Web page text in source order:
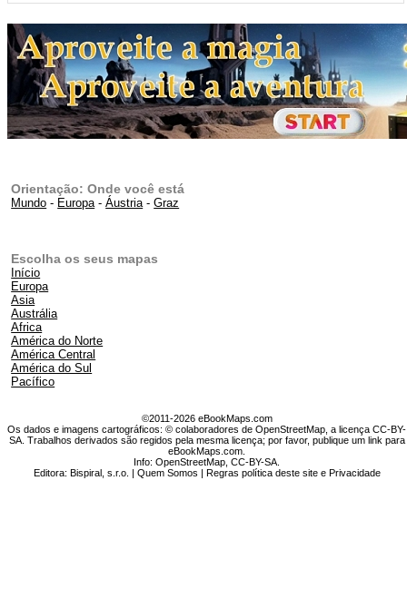
Orientação: Onde você está
Mundo - Europa-Áustria-Graz
Escolha os seus mapas
Início
Europa
Asia
Austrália
Africa
América do Norte
América Central
América do Sul
Pacífico
©2011-2026 eBookMaps.com
Os dados e imagens cartográficos: © colaboradores de OpenStreetMap, a licença CC-BY-
SA. Trabalhos derivados são regidos pela mesma licença; por favor, publique um link para
eBookMaps.com.
Info:OpenStreetMap ,CC-BY-SA
Editora: Bispiral, s.r.o. | Quem Somos | Regras política deste site e Privacidade